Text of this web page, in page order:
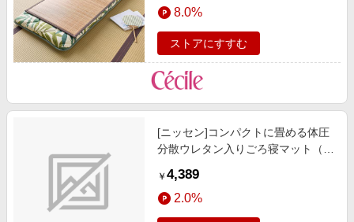
8.0%
ストアにすすむ
[ニッセン]コンパクトに畳める体圧
分散ウレタン入りごろ寝マット（布
ン/ラグ/寝具 / クッション/クッショ
ンカバー / ごろ寝マット/お昼寝マ
ット/ブルーグレー
￥ 4,389
2.0%